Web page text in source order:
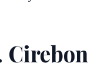
Cirebon